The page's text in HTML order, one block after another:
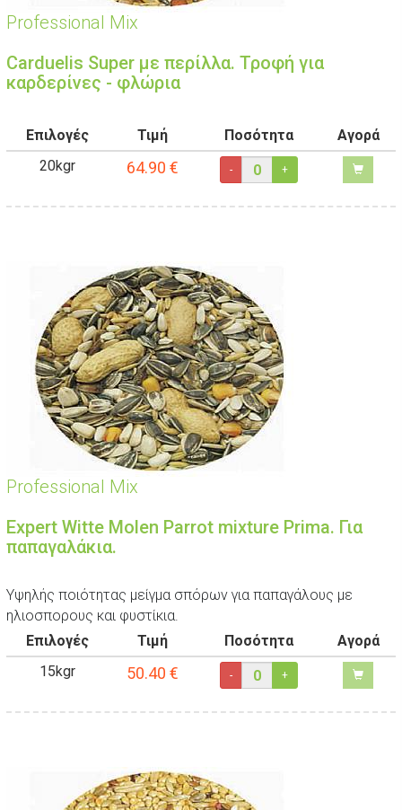
Professional Mix
Carduelis Super με περίλλα. Τροφή για
καρδερίνες - φλώρια
Επιλογές Τιμή Ποσότητα
Αγορά
20kgr
64.90 € - +
Professional Mix
Expert Witte Molen Parrot mixture Prima. Για
παπαγαλάκια.
Yψηλής ποιότητας μείγμα σπόρων για παπαγάλους με
ηλιοσπορους και φυστίκια.
Επιλογές
Τιμή Ποσότητα
Αγορά
15kgr
50.40 € - +